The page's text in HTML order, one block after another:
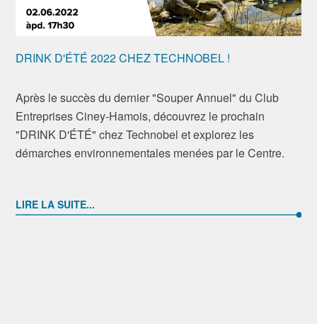
DRINK D'ÉTÉ 2022 CHEZ TECHNOBEL !
Après le succès du dernier "Souper Annuel" du Club
Entreprises Ciney-Hamois, découvrez le prochain
"DRINK D'ÉTÉ" chez Technobel et explorez les
démarches environnementales menées par le Centre.
LIRE LA SUITE...